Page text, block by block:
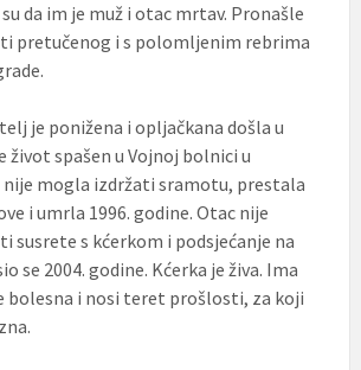
da im je muž i otac mrtav. Pronašle
pretučenog i s polomljenim rebrima
je ponižena i opljačkana došla u
život spašen u Vojnoj bolnici u
nije mogla izdržati sramotu, prestala
i umrla 1996. godine. Otac nije
susrete s kćerkom i podsjećanje na
se 2004. godine. Kćerka je živa. Ima
bolesna i nosi teret prošlosti, za koji